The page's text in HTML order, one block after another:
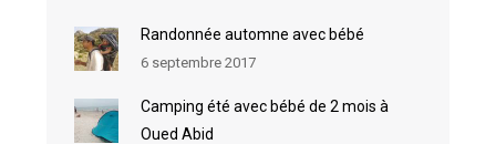
Randonnée automne avec bébé
6 septembre 2017
Camping été avec bébé de 2 mois à
Oued Abid